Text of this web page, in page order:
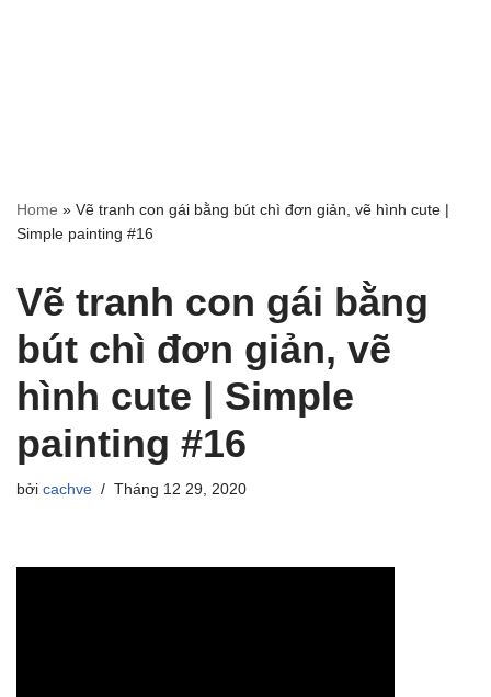
Home » Vẽ tranh con gái bằng bút chì đơn giản, vẽ hình cute |
Simple painting #16
Vẽ tranh con gái bằng
bút chì đơn giản, vẽ
hình cute | Simple
painting #16
bởi cachve Tháng 12 29, 2020